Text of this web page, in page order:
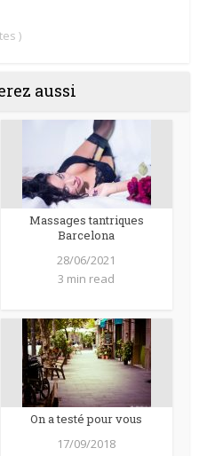
)
aussi
Massages tantriques
Barcelona
28/06/2021
3 min read
On a testé pour vous
17/09/2018